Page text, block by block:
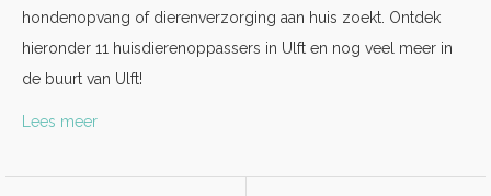
hondenopvang of dierenverzorging aan huis zoekt. Ontdek
hieronder 11 huisdierenoppassers in Ulft en nog veel meer in
de buurt van Ulft!
Lees meer